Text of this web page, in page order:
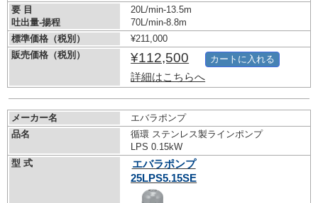
要 目
吐出量-揚程
20L/min-13.5m
70L/min-8.8m
標準価格（税別）
¥211,000
販売価格（税別）
¥112,500
詳細はこちらへ
カートに入れる
メーカー名
エバラポンプ
品名
循環 ステンレス製ラインポンプ
LPS 0.15kW
型 式
エバラポンプ
25LPS5.15SE